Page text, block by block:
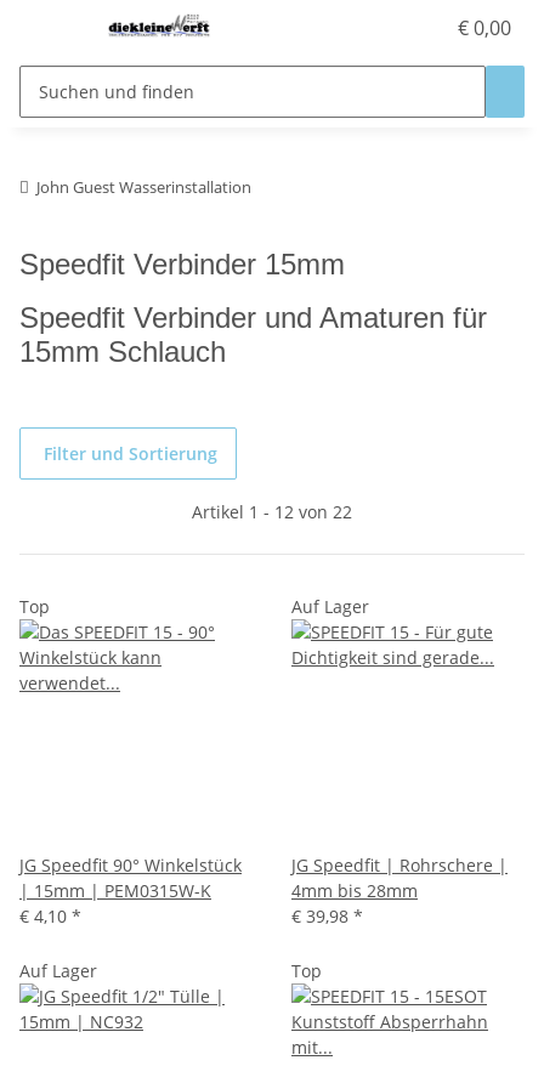
€ 0,00
John Guest Wasserinstallation
Speedfit Verbinder 15mm
Speedfit Verbinder und Amaturen für
15mm Schlauch
Filter und Sortierung
Artikel 1 - 12 von 22
Top
JG Speedfit 90° Winkelstück
| 15mm | PEM0315W-K
€ 4,10 *
Auf Lager
JG Speedfit | Rohrschere |
4mm bis 28mm
€ 39,98 *
Auf Lager Top